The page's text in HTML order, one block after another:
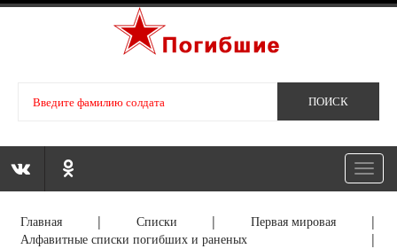
Главная | Списки | Первая мировая|
Алфавитные списки погибших и раненых |